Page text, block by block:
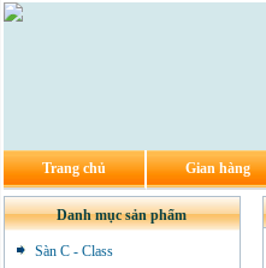
Trang chủ Gian hàng
Danh mục sản phẩm
Sàn C - Class